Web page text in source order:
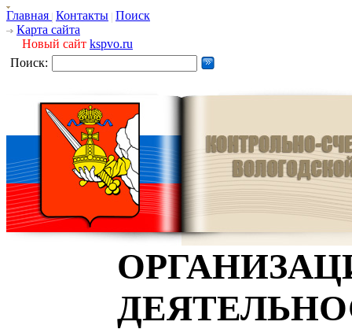
Главная Контакты Поиск
Карта сайта
Новый сайт kspvo.ru
Поиск: